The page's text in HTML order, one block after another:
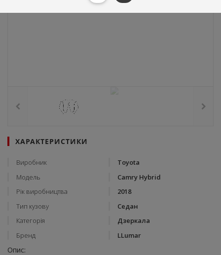
ХАРАКТЕРИСТИКИ
Виробник
Toyota
Модель
Camry Hybrid
Рік виробництва
2018
Тип кузову
Седан
Категорія
Дзеркала
Бренд
LLumar
Опис: